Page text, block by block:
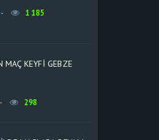
1 185
MAÇ KEYFİ GEBZE
298